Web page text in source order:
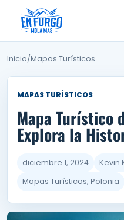
contenido
Inicio/Mapas Turísticos
MAPAS TURÍSTICOS
Mapa Turístico
Explora la
diciembre 1, 2024
Kevin
Mapas Turísticos, Polonia